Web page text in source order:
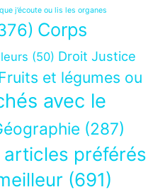
j’écoute ou lis les organes
Corps
(50) Droit Justice
et légumes ou
avec le
(287)
articles préférés
(691)